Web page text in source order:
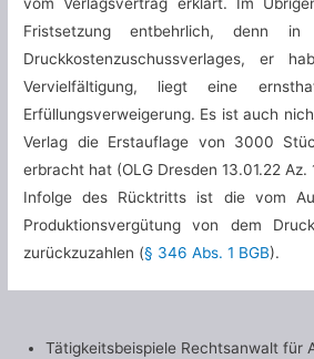
Fristsetzung entbehrlich, denn
Druckkostenzuschussverlages, er
Vervielfältigung, liegt eine
Erfüllungsverweigerung. Es ist auch
Verlag die Erstauflage von 3000
erbracht hat (OLG Dresden 13.01.22 Az.
Infolge des Rücktritts ist die vom
Produktionsvergütung von dem
zurückzuzahlen (§ 346 Abs. 1 BGB).
Tätigkeitsbeispiele Rechtsanwalt für